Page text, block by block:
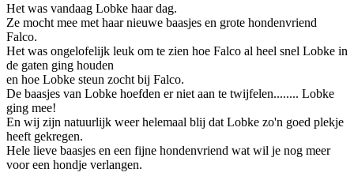
Het was vandaag Lobke haar dag.
Ze mocht mee met haar nieuwe baasjes en grote hondenvriend
Falco.
Het was ongelofelijk leuk om te zien hoe Falco al heel snel Lobke in
de gaten ging houden
en hoe Lobke steun zocht bij Falco.
De baasjes van Lobke hoefden er niet aan te twijfelen........ Lobke
ging mee!
En wij zijn natuurlijk weer helemaal blij dat Lobke zo'n goed plekje
heeft gekregen.
Hele lieve baasjes en een fijne hondenvriend wat wil je nog meer
voor een hondje verlangen.